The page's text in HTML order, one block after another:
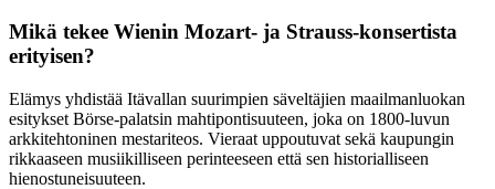
Mikä tekee Wienin Mozart- ja Strauss-konsertista
erityisen?
Elämys yhdistää Itävallan suurimpien säveltäjien maailmanluokan
esitykset Börse-palatsin mahtipontisuuteen, joka on 1800-luvun
arkkitehtoninen mestariteos. Vieraat uppoutuvat sekä kaupungin
rikkaaseen musiikilliseen perinteeseen että sen historialliseen
hienostuneisuuteen.